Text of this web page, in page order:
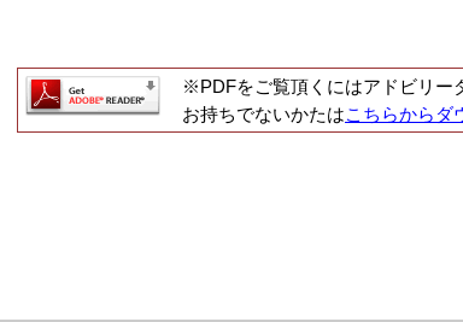
※PDFをご覧頂くにはアドビリー
お持ちでないかたはこちらからダ